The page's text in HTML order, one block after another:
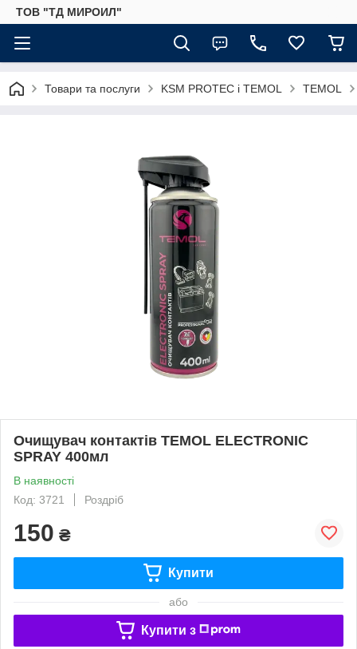
ТОВ "ТД МИРОИЛ"
Товари та послуги KSM PROTEC і TEMOL TEMOL
Очищувач контактів TEMOL ELECTRONIC
SPRAY 400мл
В наявності
Код: 3721
Роздріб
150 ₴
Купити
або
Купити з